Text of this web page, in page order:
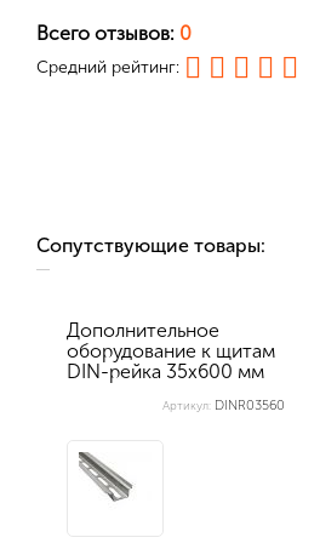
Всего отзывов: 0
Средний рейтинг:
Сопутствующие товары:
Дополнительное
оборудование к щитам
DIN-рейка 35х600 мм
Артикул: DINR03560